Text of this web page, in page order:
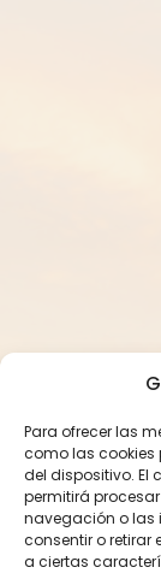
Para ofrecer las
como las
del dispositivo. El
permitirá
navegación o las
consentir o retirar
a ciertas